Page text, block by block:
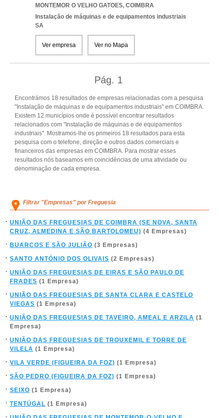
MONTEMOR O VELHO GATOES, COIMBRA
Instalação de máquinas e de equipamentos industriais
SA
Ver empresa Ver no Mapa
Pág. 1
Encontrámos 18 resultados de empresas relacionadas com a pesquisa
"Instalação de máquinas e de equipamentos industriais" em COIMBRA.
Existem 12 municípios onde é possível encontrar resultados
relacionados com "Instalação de máquinas e de equipamentos
industriais". Mostramos-lhe os primeiros 18 resultados para esta
pesquisa com o telefone, direção e outros dados comerciais e
financeiros das empresas em COIMBRA. Para mostrar esses
resultados nós baseamos em coincidências de uma atividade ou
denominação de cada empresa.
Filtrar "Empresas" por Freguesia
UNIÃO DAS FREGUESIAS DE COIMBRA (SE NOVA, SANTA
CRUZ, ALMEDINA E SÃO BARTOLOMEU) (4 Empresas)
BUARCOS E SÃO JULIÃO (3 Empresas)
SANTO ANTÓNIO DOS OLIVAIS (2 Empresas)
UNIÃO DAS FREGUESIAS DE EIRAS E SÃO PAULO DE
FRADES (1 Empresa)
UNIÃO DAS FREGUESIAS DE SANTA CLARA E CASTELO
VIEGAS (1 Empresa)
UNIÃO DAS FREGUESIAS DE TAVEIRO, AMEAL E ARZILA (1
Empresa)
UNIÃO DAS FREGUESIAS DE TROUXEMIL E TORRE DE
VILELA (1 Empresa)
VILA VERDE (FIGUEIRA DA FOZ) (1 Empresa)
SÃO PEDRO (FIGUEIRA DA FOZ) (1 Empresa)
SEIXO (1 Empresa)
TENTÚGAL (1 Empresa)